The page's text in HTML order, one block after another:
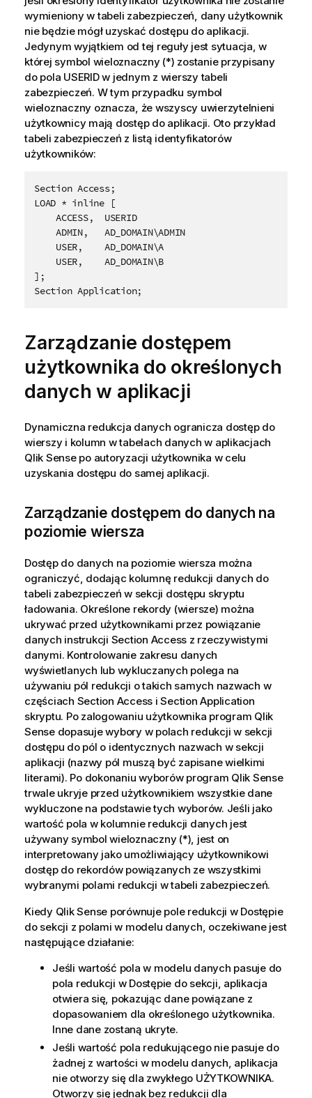
wymieniony w tabeli zabezpieczeń, dany użytkownik
nie będzie mógł uzyskać dostępu do aplikacji.
Jedynym wyjątkiem od tej reguły jest sytuacja, w
której symbol wieloznaczny (*) zostanie przypisany
do pola USERID w jednym z wierszy tabeli
zabezpieczeń. W tym przypadku symbol
wieloznaczny oznacza, że wszyscy uwierzytelnieni
użytkownicy mają dostęp do aplikacji. Oto przykład
tabeli zabezpieczeń z listą identyfikatorów
użytkowników:
Section Access;
LOAD * inline [
    ACCESS,  USERID
    ADMIN,   AD_DOMAIN\ADMIN
    USER,    AD_DOMAIN\A
    USER,    AD_DOMAIN\B
];
Zarządzanie dostępem
użytkownika do określonych
danych w aplikacji
Dynamiczna redukcja danych ogranicza dostęp do
wierszy i kolumn w tabelach danych w aplikacjach
Qlik Sense po autoryzacji użytkownika w celu
uzyskania dostępu do samej aplikacji.
Zarządzanie dostępem do danych na
poziomie wiersza
Dostęp do danych na poziomie wiersza można
ograniczyć, dodając kolumnę redukcji danych do
tabeli zabezpieczeń w sekcji dostępu skryptu
ładowania. Określone rekordy (wiersze) można
ukrywać przed użytkownikami przez powiązanie
danych instrukcji Section Access z rzeczywistymi
danymi. Kontrolowanie zakresu danych
wyświetlanych lub wykluczanych polega na
używaniu pól redukcji o takich samych nazwach w
częściach Section Access i Section Application
skryptu. Po zalogowaniu użytkownika program Qlik
Sensedopasuje wybory w polach redukcji w sekcji
dostępu do pól o identycznych nazwach w sekcji
aplikacji (nazwy pól muszą być zapisane wielkimi
literami). Po dokonaniu wyborów program Qlik Sense
trwale ukryje przed użytkownikiem wszystkie dane
wykluczone na podstawie tych wyborów. Jeśli jako
wartość pola w kolumnie redukcji danych jest
używany symbol wieloznaczny (*), jest on
interpretowany jako umożliwiający użytkownikowi
dostęp do rekordów powiązanych ze wszystkimi
wybranymi polami redukcji w tabeli zabezpieczeń.
Kiedy Qlik Sense porównuje pole redukcji w Dostępie
do sekcji z polami w modelu danych, oczekiwane jest
następujące działanie:
Jeśli wartość pola w modelu danych pasuje do
pola redukcji w Dostępie do sekcji, aplikacja
otwiera się, pokazując dane powiązane z
dopasowaniem dla określonego użytkownika.
Inne dane zostaną ukryte.
Jeśli wartość pola redukującego nie pasuje do
żadnej z wartości w modelu danych, aplikacja
nie otworzy się dla zwykłego UŻYTKOWNIKA.
Otworzy się jednak bez redukcji dla